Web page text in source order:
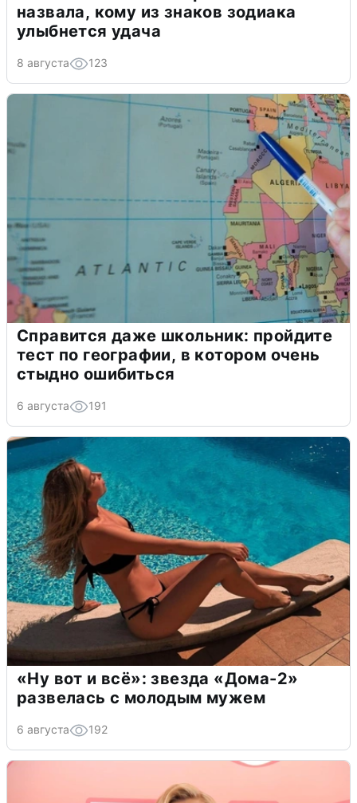
назвала, кому из знаков зодиака
улыбнется удача
8 августа 123
Справится даже школьник: пройдите
тест по географии, в котором очень
стыдно ошибиться
6 августа 191
«Ну вот и всё»: звезда «Дома-2»
развелась с молодым мужем
6 августа 192